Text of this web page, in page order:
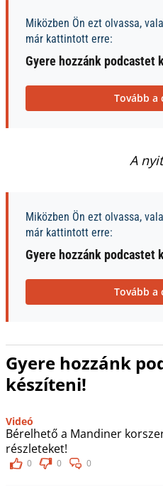
Miközben Ön ezt olvassa,
már kattintott erre:
Gyere hozzánk podcastet
Tovább a
A
Miközben Ön ezt olvassa,
már kattintott erre:
Gyere hozzánk podcastet
Tovább a
Gyere hozzánk
készíteni!
Videó
Bérelhető a Mandiner
részleteket!
0 0 0